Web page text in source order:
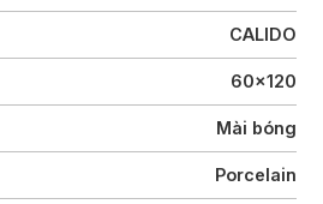
CALIDO
60x120
Mài bóng
Porcelain